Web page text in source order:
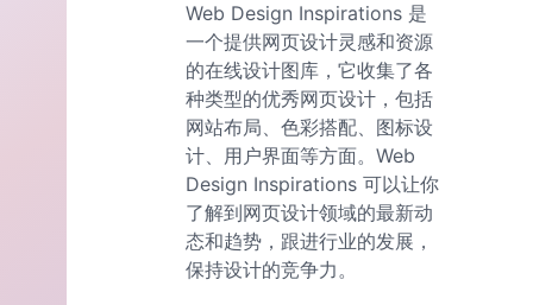
Web Design Inspirations 是
一个提供网页设计灵感和资源
的在线设计图库，它收集了各
种类型的优秀网页设计，包括
网站布局、色彩搭配、图标设
计、用户界面等方面。Web
Design Inspirations 可以让你
了解到网页设计领域的最新动
态和趋势，跟进行业的发展，
保持设计的竞争力。